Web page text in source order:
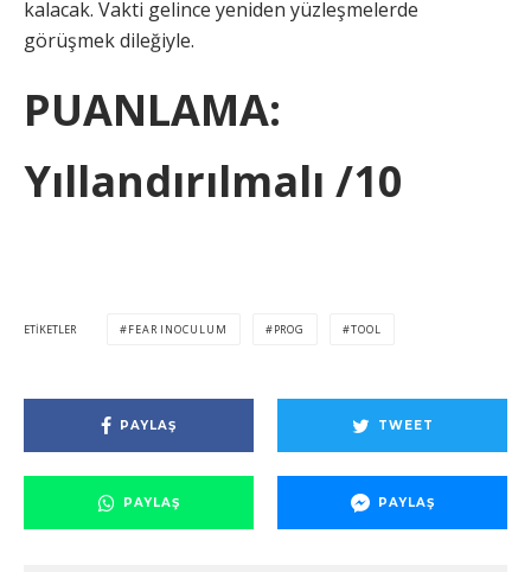
kalacak. Vakti gelince yeniden yüzleşmelerde
görüşmek dileğiyle.
PUANLAMA:
Yıllandırılmalı /10
ETIKETLER FEAR INOCULUM PROG TOOL
PAYLAŞ TWEET
PAYLAŞ PAYLAŞ